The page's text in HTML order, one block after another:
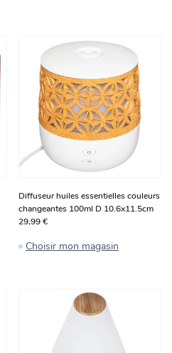
Diffuseur huiles essentielles couleurs
changeantes 100ml D 10.6x11.5cm
29,99 €
Choisir mon magasin